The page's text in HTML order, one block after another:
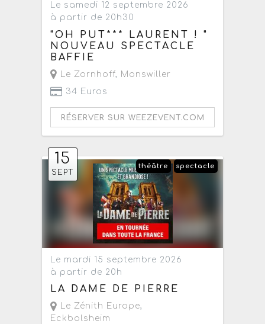
Le samedi 12 septembre 2026
à partir de 20h30
"OH PUT*** LAURENT ! "
NOUVEAU SPECTACLE
BAFFIE
Le Zornhoff, Monswiller
34 Euros
RÉSERVER SUR WEEZEVENT.COM
15
SEPT
spectacle
théâtre
Le mardi 15 septembre 2026
à partir de 20h
LA DAME DE PIERRE
Le Zénith Europe,
Eckbolsheim